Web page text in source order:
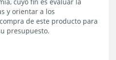
y orientar a los
de este producto para
presupuesto.